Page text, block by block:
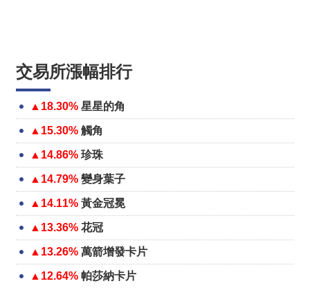
交易所漲幅排行
▲18.30% 星星的角
▲15.30% 觸角
▲14.86% 珍珠
▲14.79% 變身葉子
▲14.11% 黃金冠冕
▲13.36% 花冠
▲13.26% 萬箭增發卡片
▲12.64% 帕莎納卡片